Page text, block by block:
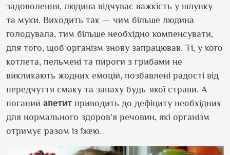
задоволення, людина відчуває важкість у шлунку
та муки. Виходить так — чим більше людина
голодувала, тим більше необхідно компенсувати,
для того, щоб організм знову запрацював. Ті, у кого
котлета, пельмені та пироги з грибами не
викликають жодних емоцій, позбавлені радості від
передчуття смаку та запаху будь-якої страви. А
поганий апетит приводить до дефіциту необхідних
для нормального здоров'я речовин, які організм
отримує разом із їжею.